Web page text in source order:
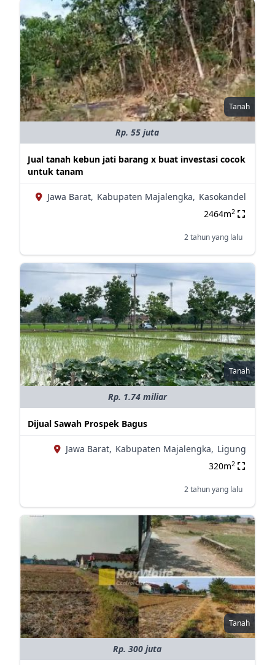
Tanah
Rp. 55 juta
Jual tanah kebun jati barang x buat investasi cocok
untuk tanam
Jawa Barat, Kabupaten Majalengka, Kasokandel
2464m2
2 tahun yang lalu
Tanah
Rp. 1.74 miliar
Dijual Sawah Prospek Bagus
Jawa Barat, Kabupaten Majalengka, Ligung
320m2
2 tahun yang lalu
Tanah
Rp. 300 juta